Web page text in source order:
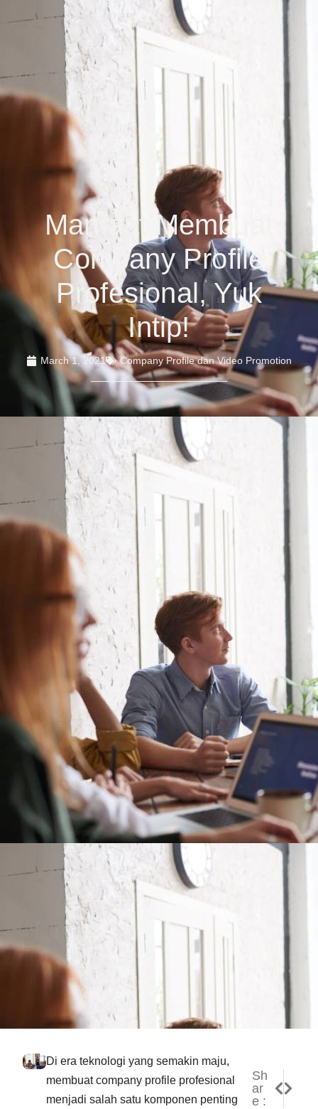
Manfaat Membuat
Company Profile
Profesional, Yuk
Intip!
March 1, 2021 Company Profile dan Video Promotion
Di era teknologi yang semakin maju,
membuat company profile profesional
menjadi salah satu komponen penting
Sh
ar
e :
Tips
Tips